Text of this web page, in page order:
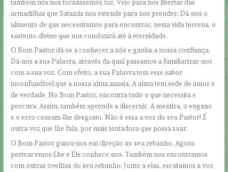
também nós nos tornássemos luz. Veio para nos libertar das
armadilhas que Satanás nos estende para nos prender. Dá-nos o
alimento de que necessitamos para encontrar, nesta vida terrena, o
sustento divino que nos conduzirá até à eternidade.
O Bom Pastor dá-se a conhecer a nós e ganha a nossa confiança.
Dá-nos a sua Palavra, através da qual passamos a familiarizar-nos
com a sua voz. Com efeito, a sua Palavra tem esse sabor
inconfundível que a nossa alma anseia. A alma tem sede de amor e
de verdade. No Bom Pastor, encontra tudo o que necessita e
procura. Assim, também aprende a discernir. A mentira, o engano
e o erro causam-lhe desgosto. Não é essa a voz do seu Pastor! É
outra voz que lhe fala, por mais tentadora que possa soar.
O Bom Pastor guiou-nos em direção ao seu rebanho. Agora
pertencemos-Lhe e Ele conhece-nos. Também nos encontramos
com outras ovelhas do seu rebanho. Junto a elas, escutamos a voz